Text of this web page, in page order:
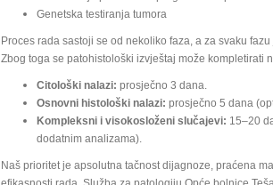
Genetska testiranja tumora
Proces rada sastoji se od nekoliko faza, a za svaku
Zbog toga se patohistološki izvještaj može kompletirati
Citološki nalazi: prosječno 3 dana.
Osnovni histološki nalazi: prosječno 5 dana
Kompleksni i visokosloženi slučajevi: 15–20
dodatnim analizama).
Naš prioritet je apsolutna tačnost dijagnoze, praćena